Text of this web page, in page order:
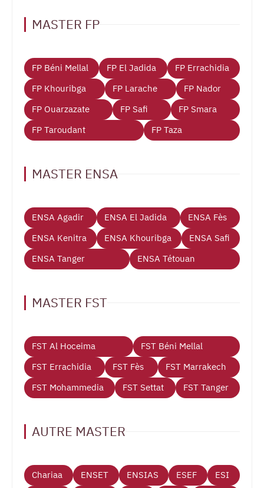
MASTER FP
FP Béni Mellal FP El Jadida
FP Errachidia
FP Khouribga
FP Larache
FP Nador
FP Ouarzazate
FP Safi
FP Smara
FP Taroudant
FP Taza
MASTER ENSA
ENSA Agadir ENSA El Jadida
ENSA Fès
ENSA Kenitra
ENSA Khouribga
ENSA Safi
ENSA Tanger
ENSA Tétouan
MASTER FST
FST Al Hoceima
FST Béni Mellal
FST Errachidia
FST Fès
FST Marrakech
FST Mohammedia
FST Settat FST Tanger
AUTRE MASTER
Chariaa ENSET ENSIAS ESEF ESI